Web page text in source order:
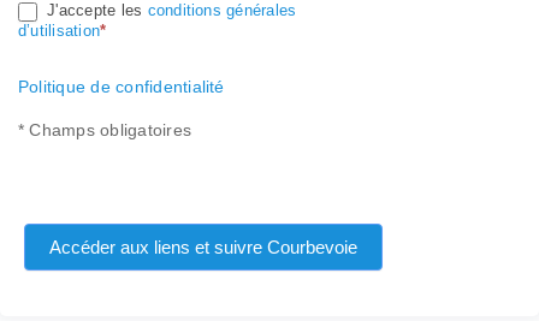
J'accepte les conditions générales
d’utilisation*
Politique de confidentialité
* Champs obligatoires
Accéder aux liens et suivre Courbevoie